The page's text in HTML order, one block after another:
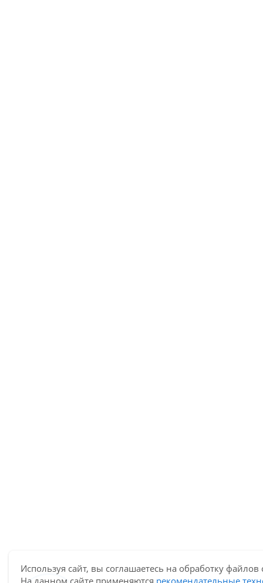
Используя сайт, вы соглашаетесь на обработку
На данном сайте применяются рекомендательные